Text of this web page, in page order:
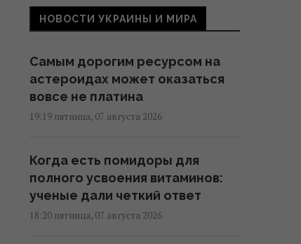
НОВОСТИ УКРАИНЫ И МИРА
Самым дорогим ресурсом на
астероидах может оказаться
вовсе не платина
19:19 пятница, 07 августа 2026
Когда есть помидоры для
полного усвоения витаминов:
ученые дали четкий ответ
18:20 пятница, 07 августа 2026